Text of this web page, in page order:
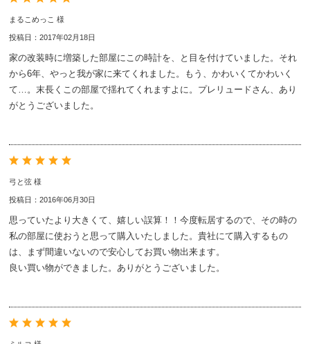
まるこめっこ 様
投稿日：2017年02月18日
家の改装時に増築した部屋にこの時計を、と目を付けていました。それ
から6年、やっと我が家に来てくれました。もう、かわいくてかわいく
て…。末長くこの部屋で揺れてくれますよに。プレリュードさん、あり
がとうございました。
弓と弦 様
投稿日：2016年06月30日
思っていたより大きくて、嬉しい誤算！！今度転居するので、その時の
私の部屋に使おうと思って購入いたしました。貴社にて購入するもの
は、まず間違いないので安心してお買い物出来ます。
良い買い物ができました。ありがとうございました。